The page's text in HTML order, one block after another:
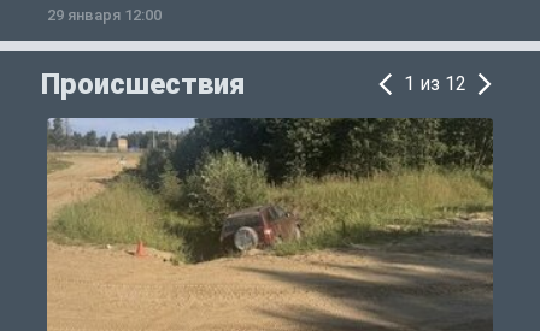
29 января 12:00
Происшествия 1 из 12